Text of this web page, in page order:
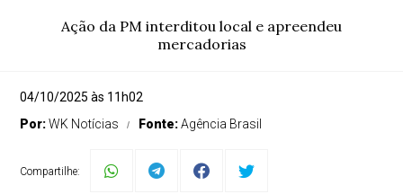
Ação da PM interditou local e apreendeu
mercadorias
04/10/2025 às 11h02
Por:WK Notícias Fonte:Agência Brasil
Compartilhe: